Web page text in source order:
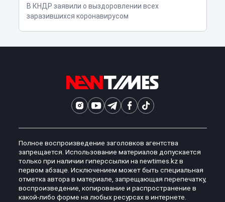
В КНДР заявили о выздоровлении всех
заразившихся коронавирусом
Полное воспроизведение заголовков агентства
запрещается. Использование материалов допускается
только при наличии гиперссылки на newtimes.kz в
первом абзаце. Исключением может быть специальная
отметка автора в материале, запрещающая перепечатку,
воспроизведение, копирование и распространение в
какой-либо форме на любых ресурсах в интернете.